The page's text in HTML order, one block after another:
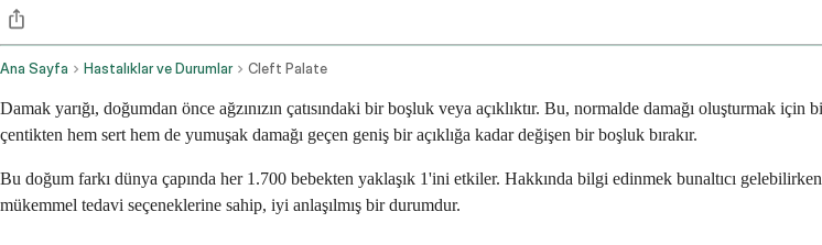
Ana Sayfa Hastalıklar ve Durumlar Cleft Palate
Damak yarığı, doğumdan önce ağzınızın çatısındaki bir boşluk veya açıklıktır. Bu, normalde damağı oluşturmak
çentikten hem sert hem de yumuşak damağı geçen geniş bir açıklığa kadar değişen bir boşluk bırakır.
Bu doğum farkı dünya çapında her 1.700 bebekten yaklaşık 1'ini etkiler. Hakkında bilgi edinmek bunaltıcı
mükemmel tedavi seçeneklerine sahip, iyi anlaşılmış bir durumdur.